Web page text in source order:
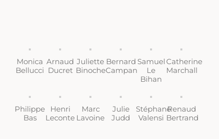
Monica
Bellucci
Arnaud
Ducret
Juliette
Binoche
Bernard
Campan
Samuel
Le
Bihan
Catherine
Marchall
Philippe
Bas
Henri
Leconte
Marc
Lavoine
Julie
Judd
Stéphane
Valensi
Renaud
Bertrand